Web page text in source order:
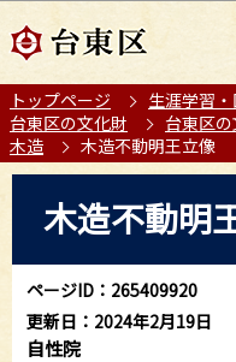
の
ー
ジ
の
この
トップページ 生涯学習
台東区の文化財
台東区
木造
木造不動明王立像
か
ら
木造不動明
ページID：265409920
更新日：2024年2月19日
自性院